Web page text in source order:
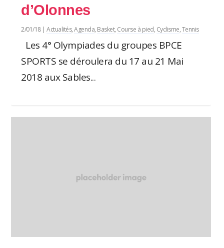
d’Olonnes
2/01/18|Actualités,Agenda, Basket, Course à pied, Cyclisme,Tennis
Les 4° Olympiades du groupes BPCE
SPORTS se déroulera du 17 au 21 Mai
2018 aux Sables...